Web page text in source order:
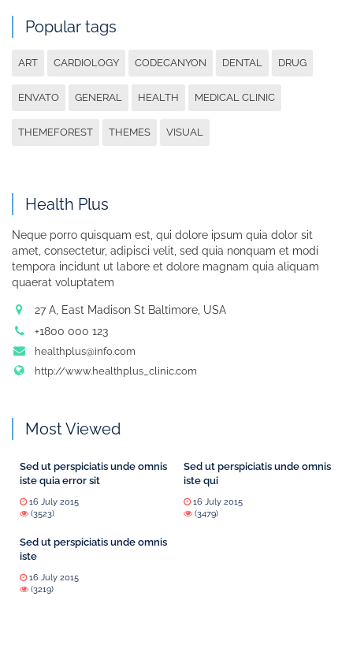
Popular tags
ART CARDIOLOGY CODECANYON DENTAL DRUG
ENVATO GENERAL HEALTH MEDICAL CLINIC
THEMEFOREST THEMES VISUAL
Health Plus
Neque porro quisquam est, qui dolore ipsum quia dolor sit
amet, consectetur, adipisci velit, sed quia nonquam et modi
tempora incidunt ut labore et dolore magnam quia aliquam
quaerat voluptatem
27 A, East Madison St Baltimore, USA
+1800 000 123
healthplus@info.com
http://www.healthplus_clinic.com
Most Viewed
Sed ut perspiciatis unde omnis
iste quia error sit
16 July 2015
(3523)
Sed ut perspiciatis unde omnis
iste qui
16 July 2015
(3479)
Sed ut perspiciatis unde omnis
iste
16 July 2015
(3219)